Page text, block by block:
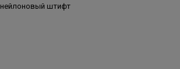
нейлоновый штифт